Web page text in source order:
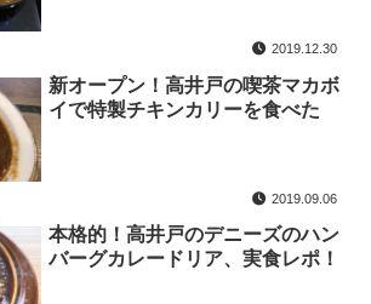
2019.12.30
新オープン！高井戸の喫茶マカボ
イで特製チキンカリーを食べた
2019.09.06
本格的！高井戸のデニーズのハン
バーグカレードリア、実食レポ！